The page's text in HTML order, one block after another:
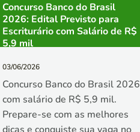
Concurso Banco do Brasil
2026: Edital Previsto para
Escriturário com Salário de R$
5,9 mil
03/06/2026
Concurso Banco do Brasil 2026
com salário de R$ 5,9 mil.
Prepare-se com as melhores